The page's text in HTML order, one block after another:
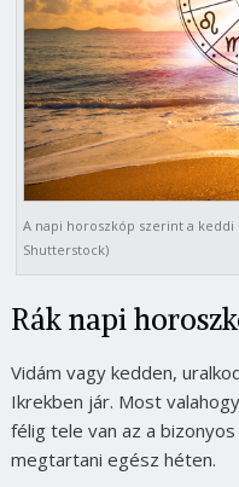
A napi horoszkóp szerint a
Shutterstock)
Rák napi
Vidám vagy kedden,
Ikrekben jár. Most
félig tele van az a
megtartani egész héten.